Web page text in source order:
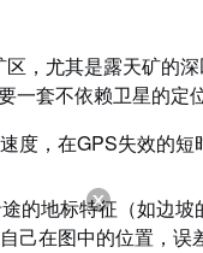
，尤其是露天矿的
套不依赖卫星的定位
度，在GPS失效的
的地标特征（如边
在图中的位置，误